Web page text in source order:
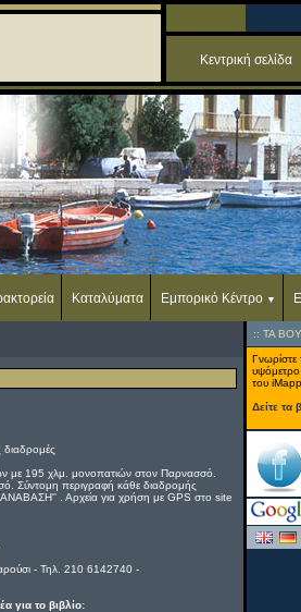
Κεντρική σελίδα
Καταλύματα Εμπορικό Κέντρο
διαδρομές
με 195 χλμ. μονοπατιών στον Παρνασσό.
Σύντομη περιγραφή κάθε διαδρομής
. Αρχεία για χρήση με GPS στο site
- Τηλ. 210 6142740 -
για το βιβλίο:
:: ΤΑ
του
Δείτε τα